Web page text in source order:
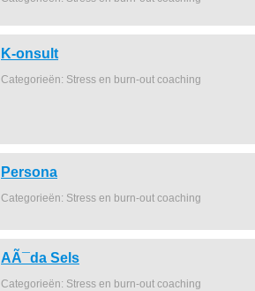
K-onsult
Categorieën: Stress en burn-out coaching
Persona
Categorieën: Stress en burn-out coaching
AÃ¯da Sels
Categorieën: Stress en burn-out coaching